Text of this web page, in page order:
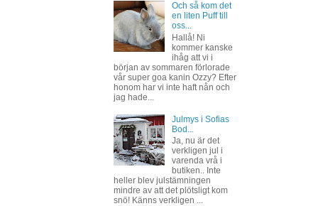
Och så kom det
en liten Puff till
oss...
Hallå! Ni
kommer kanske
ihåg att vi i
början av sommaren förlorade
vår super goa kanin Ozzy? Efter
honom har vi inte haft nån och
jag hade...
Julmys i Sofias
Bod...
Ja, nu är det
verkligen jul i
varenda vrå i
butiken.. Inte
heller blev julstämningen
mindre av att det plötsligt kom
snö! Känns verkligen ...